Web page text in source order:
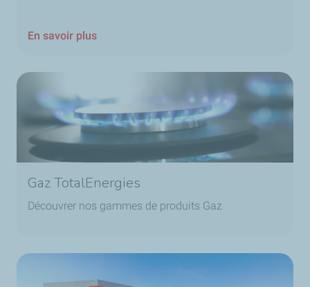
En savoir plus
Gaz TotalEnergies
Découvrer nos gammes de produits Gaz